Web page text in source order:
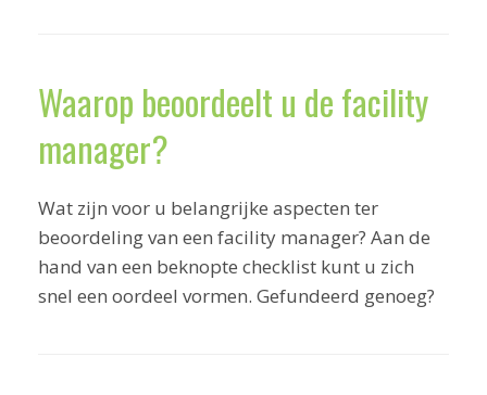
Waarop beoordeelt u de facility
manager?
Wat zijn voor u belangrijke aspecten ter
beoordeling van een facility manager? Aan de
hand van een beknopte checklist kunt u zich
snel een oordeel vormen. Gefundeerd genoeg?